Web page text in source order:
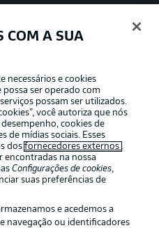
BUNDESLIGA
COM A SUA
necessários e cookies
ser operado com
possam ser utilizados.
você autoriza que nós
cookies de
de mídias sociais. Esses
dosfornecedores externos .
encontradas na nossa
Configurações de cookies,
suas preferências de
e acedemos a
navegação ou identificadores